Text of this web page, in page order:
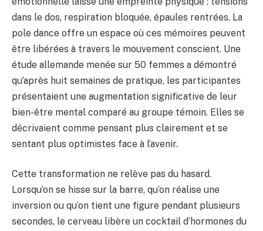
dans le dos, respiration bloquée, épaules rentrées. La
pole dance offre un espace où ces mémoires peuvent
être libérées à travers le mouvement conscient. Une
étude allemande menée sur 50 femmes a démontré
qu’après huit semaines de pratique, les participantes
présentaient une augmentation significative de leur
bien-être mental comparé au groupe témoin. Elles se
décrivaient comme pensant plus clairement et se
sentant plus optimistes face à l’avenir.
Cette transformation ne relève pas du hasard.
Lorsqu’on se hisse sur la barre, qu’on réalise une
inversion ou qu’on tient une figure pendant plusieurs
secondes, le cerveau libère un cocktail d’hormones du